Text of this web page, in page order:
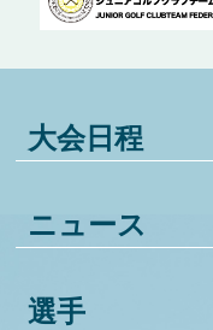
大会日程
ニュース
選手